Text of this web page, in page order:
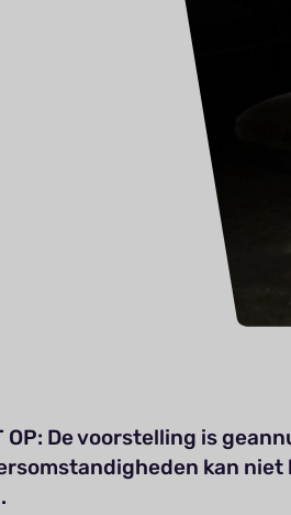
OP: De voorstelling is
kan niet